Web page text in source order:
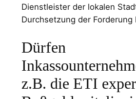
Dienstleister der lokalen
Durchsetzung der Forderung
Dürfen
z.B. die ETI